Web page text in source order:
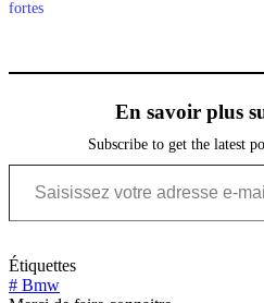
fortes
En savoir plus
Subscribe to get the latest
Saisissez votre adresse e-mail…
Étiquettes
# Bmw